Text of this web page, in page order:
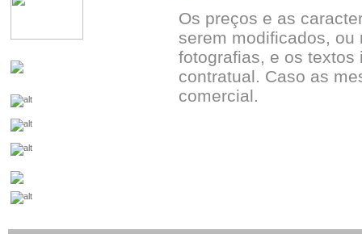
Os preços e as
serem modificados, ou
fotografias, e os
contratual. Caso as
comercial.